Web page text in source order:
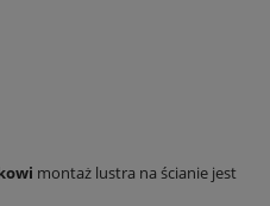
montaż lustra na ścianie jest